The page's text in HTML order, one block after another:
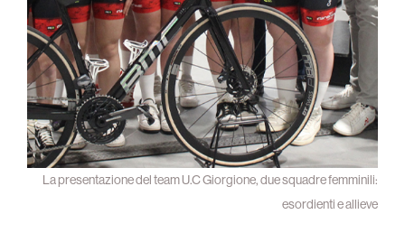
La presentazione del team U.C Giorgione, due squadre femminili:
esordienti e allieve